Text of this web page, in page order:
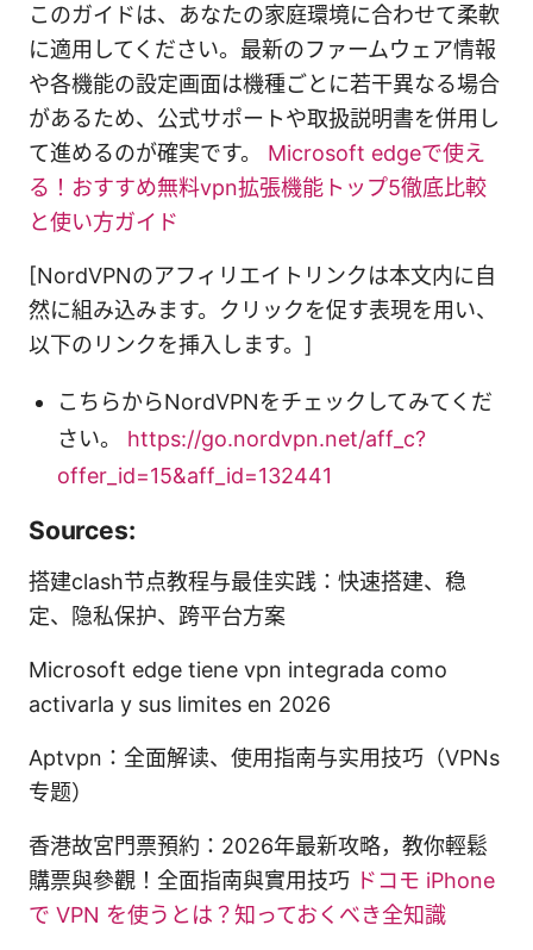
このガイドは、あなたの家庭環境に合わせて柔軟
に適用してください。最新のファームウェア情報
や各機能の設定画面は機種ごとに若干異なる場合
があるため、公式サポートや取扱説明書を併用し
て進めるのが確実です。 Microsoft edgeで使え
る！おすすめ無料vpn拡張機能トップ5徹底比較
と使い方ガイド
[NordVPNのアフィリエイトリンクは本文内に自
然に組み込みます。クリックを促す表現を用い、
以下のリンクを挿入します。]
こちらからNordVPNをチェックしてみてくだ
さい。 https://go.nordvpn.net/aff_c?
offer_id=15&aff_id=132441
Sources:
搭建clash节点教程与最佳实践：快速搭建、稳
定、隐私保护、跨平台方案
Microsoft edge tiene vpn integrada como
activarla y sus limites en 2026
Aptvpn：全面解读、使用指南与实用技巧（VPNs
专题）
香港故宮門票預約：2026年最新攻略，教你輕鬆
購票與參觀！全面指南與實用技巧 ドコモ iPhone
で VPN を使うとは？知っておくべき全知識